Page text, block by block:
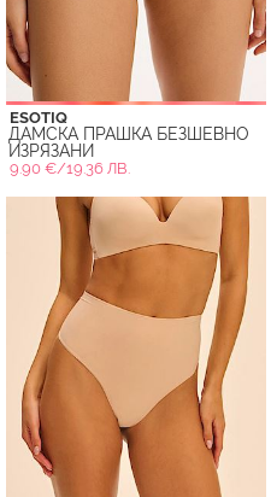
ESOTIQ
ДАМСКА ПРАШКА БЕЗШЕВНО
ИЗРЯЗАНИ
9.90 €/19.36 ЛВ.